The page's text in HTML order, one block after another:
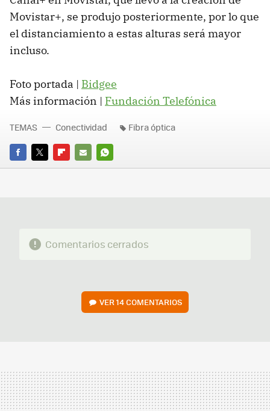
Movistar+, se produjo posteriormente, por lo que
el distanciamiento a estas alturas será mayor
incluso.
Foto portada | Bidgee
Más información | Fundación Telefónica
FACEBOOK
TWITTERFLIPBOARD
E-
WHATSAPP
TEMAS Conectividad Fibra óptica
Comentarios cerrados
VER14 COMENTARIOS